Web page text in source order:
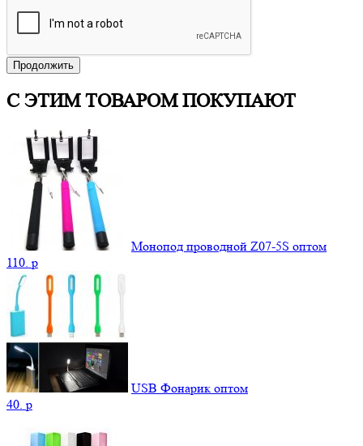
Продолжить
С ЭТИМ ТОВАРОМ ПОКУПАЮТ
Монопод проводной Z07-5S оптом
110. p
USB Фонарик оптом
40. p